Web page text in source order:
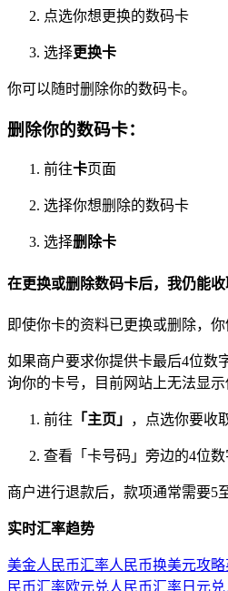
点选你想更换的数码卡
选择更换卡
你可以随时删除你的数码卡。
删除你的数码卡：
前往卡页面
选择你想删除的数码卡
选择删除卡
在更换或删除数码卡后，我仍能收
即使你卡的资料已更换或删除，你
如果商户要求你提供卡最后4位数
询你的卡号，目前网站上无法显示
前往 「主页」 ，点选你要收
查看「卡号码」旁边的4位数
商户进行退款后，款项通常需要5
实时汇率趋势
美金人民币汇率人民币换美元攻略
民币汇率欧元兑人民币汇率 日元